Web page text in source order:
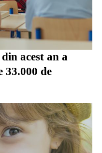
acest an a
33.000 de